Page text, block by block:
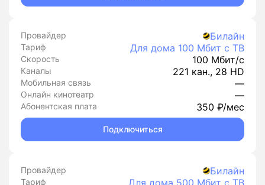
Провайдер Билайн
Тариф Для дома 100 Мбит с ТВ
Скорость 100 Мбит/с
Каналы 221 кан., 28 HD
Мобильная связь —
Онлайн кинотеатр —
Абонентская плата 350 ₽/мес
Подключиться
Провайдер Билайн
Тариф Для дома 500 Мбит с ТВ